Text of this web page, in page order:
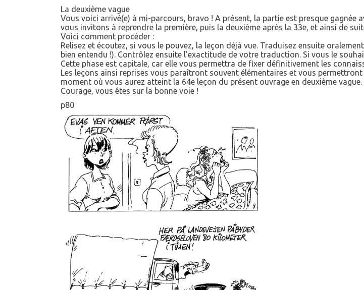
La deuxième vague
Vous voici arrivé(e) à mi-parcours, bravo ! A présent, la partie est presque
vous invitons à reprendre la première, puis la deuxième après la 33e, et ainsi de
Voici comment procéder :
Relisez et écoutez, si vous le pouvez, la leçon déjà vue. Traduisez ensuite
bien entendu !). Contrôlez ensuite l'exactitude de votre traduction. Si vous le
Cette phase est capitale, car elle vous permettra de fixer définitivement les
Les leçons ainsi reprises vous paraîtront souvent élémentaires et vous
moment où vous aurez atteint la 64e leçon du présent ouvrage en deuxième vague.
Courage, vous êtes sur la bonne voie !
p80